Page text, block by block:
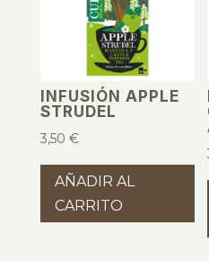
INFUSIÓN APPLE
STRUDEL
3,50 €
AÑADIR AL
CARRITO